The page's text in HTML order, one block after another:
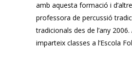
amb aquesta formació i
professora de percussió
tradicionals des de l’any
imparteix classes a l’Escola